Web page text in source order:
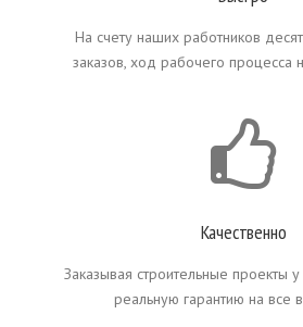
На счету наших работников
заказов, ход рабочего процесса
Качественно
Заказывая строительные проекты
реальную гарантию на все